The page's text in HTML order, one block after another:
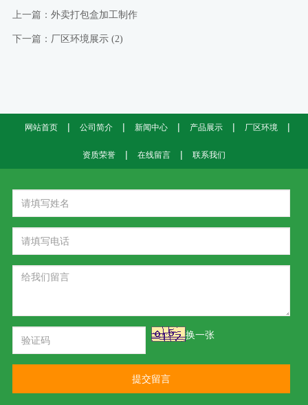
上一篇： 外卖打包盒加工制作
下一篇： 厂区环境展示 (2)
网站首页 | 公司简介 | 新闻中心 | 产品展示 | 厂区环境 |
资质荣誉 | 在线留言 | 联系我们
换一张
提交留言